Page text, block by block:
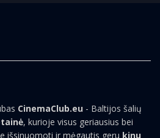
CinemaClub.eu - Baltijos šalių
, kurioje visus geriausius bei
išsinuomoti ir mėgautis geru kinu